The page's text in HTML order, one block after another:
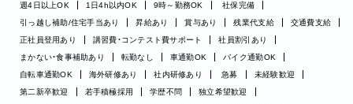
週4日以上OK
1日4h以内OK 9時～勤務OK
社保完備
引っ越し補助/住宅手当あり
昇給あり 賞与あり 残業代支給
交通費支給
正社員登用あり
講習費・コンテスト費サポート
社員割引あり
まかない・食事補助あり
転勤なし 車通勤OK
バイク通勤OK
自転車通勤OK
海外研修あり 社内研修あり 急募
未経験歓迎
第二新卒歓迎
若手積極採用 学歴不問
独立希望歓迎